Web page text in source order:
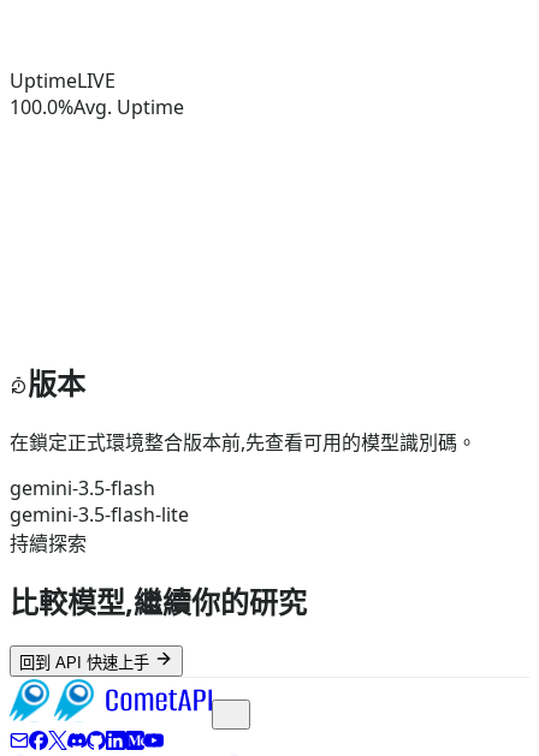
UptimeLIVE
100.0%Avg. Uptime
版本
在鎖定正式環境整合版本前,先查看可用的模型識別碼。
gemini-3.5-flash
gemini-3.5-flash-lite
持續探索
比較模型,繼續你的研究
回到 API 快速上手